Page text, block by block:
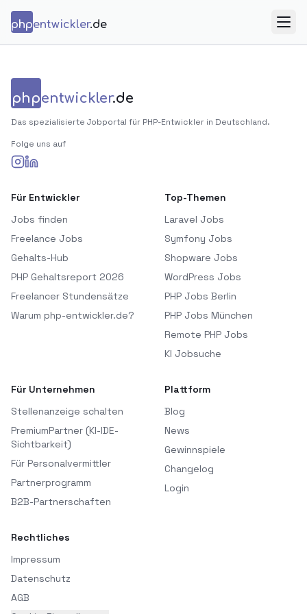
phpentwickler.de
phpentwickler.de
Das spezialisierte Jobportal für PHP-Entwickler in Deutschland.
Folge uns auf
Für Entwickler
Jobs finden
Freelance Jobs
Gehalts-Hub
PHP Gehaltsreport 2026
Freelancer Stundensätze
Warum php-entwickler.de?
Top-Themen
Laravel Jobs
Symfony Jobs
Shopware Jobs
WordPress Jobs
PHP Jobs Berlin
PHP Jobs München
Remote PHP Jobs
KI Jobsuche
Für Unternehmen
Stellenanzeige schalten
PremiumPartner (KI-IDE-
Sichtbarkeit)
Für Personalvermittler
Partnerprogramm
B2B-Partnerschaften
Plattform
Blog
News
Gewinnspiele
Changelog
Login
Rechtliches
Impressum
Datenschutz
AGB